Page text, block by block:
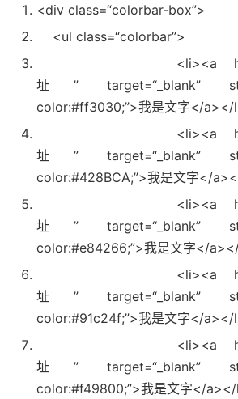
<div class=“colorbar-box”>
<ul class=“colorbar”>
<li><a
址” target=“_blank”
color:#ff3030;”>我是文字</a></
<li><a
址” target=“_blank”
color:#428BCA;”>我是文字</
<li><a
址” target=“_blank”
color:#e84266;”>我是文字</
<li><a
址” target=“_blank”
color:#91c24f;”>我是文字</a></
<li><a
址” target=“_blank”
color:#f49800;”>我是文字</